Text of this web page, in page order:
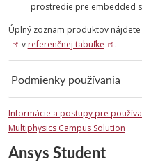
prostredie pre embedded
Úplný zoznam produktov nájdete
v referenčnej tabuľke .
Podmienky používania
Informácie a postupy pre
Multiphysics Campus Solution
Ansys Student